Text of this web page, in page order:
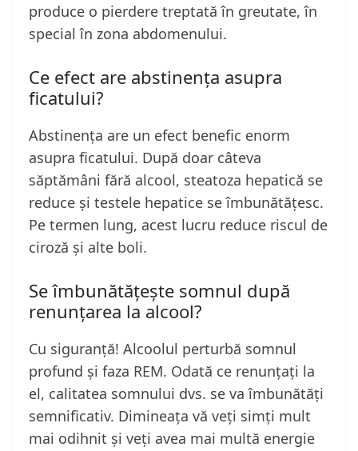
produce o pierdere treptată în greutate, în
special în zona abdomenului.
Ce efect are abstinența asupra
ficatului?
Abstinența are un efect benefic enorm
asupra ficatului. După doar câteva
săptămâni fără alcool, steatoza hepatică se
reduce și testele hepatice se îmbunătățesc.
Pe termen lung, acest lucru reduce riscul de
ciroză și alte boli.
Se îmbunătățește somnul după
renunțarea la alcool?
Cu siguranță! Alcoolul perturbă somnul
profund și faza REM. Odată ce renunțați la
el, calitatea somnului dvs. se va îmbunătăți
semnificativ. Dimineața vă veți simți mult
mai odihnit și veți avea mai multă energie